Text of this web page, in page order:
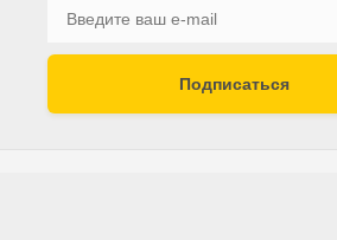
Подписаться